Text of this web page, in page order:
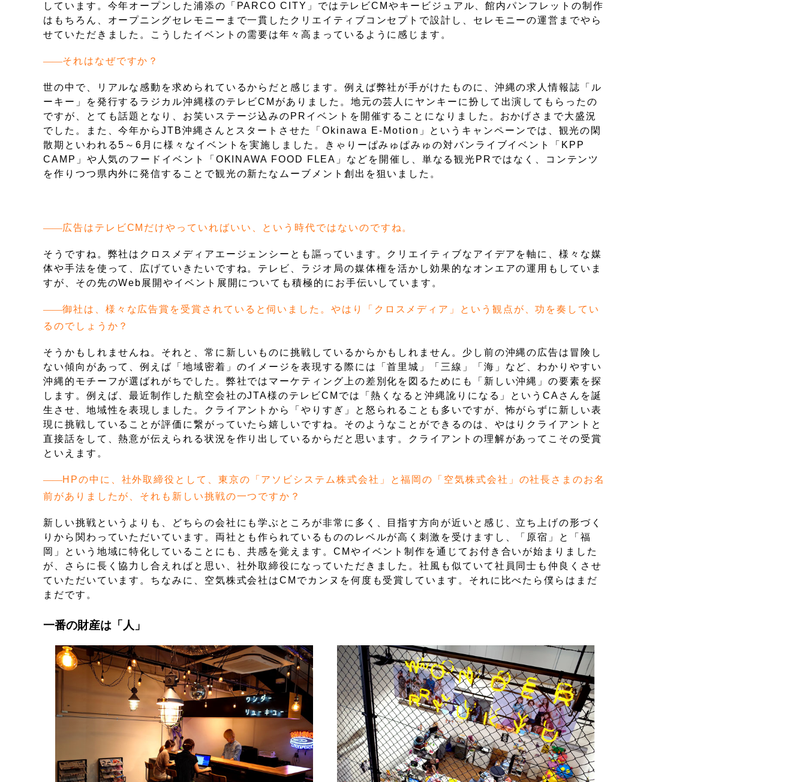
しています。今年オープンした浦添の「PARCO CITY」ではテレビCMやキービジュアル、館内パンフレットの制作
はもちろん、オープニングセレモニーまで一貫したクリエイティブコンセプトで設計し、セレモニーの運営までやら
せていただきました。こうしたイベントの需要は年々高まっているように感じます。
それはなぜですか？
世の中で、リアルな感動を求められているからだと感じます。例えば弊社が手がけたものに、沖縄の求人情報誌「ル
ーキー」を発行するラジカル沖縄様のテレビCMがありました。地元の芸人にヤンキーに扮して出演してもらったの
ですが、とても話題となり、お笑いステージ込みのPRイベントを開催することになりました。おかげさまで大盛況
でした。また、今年からJTB沖縄さんとスタートさせた「Okinawa E-Motion」というキャンペーンでは、観光の閑
散期といわれる5～6月に様々なイベントを実施しました。きゃりーぱみゅぱみゅの対バンライブイベント「KPP
CAMP」や人気のフードイベント「OKINAWA FOOD FLEA」などを開催し、単なる観光PRではなく、コンテンツ
を作りつつ県内外に発信することで観光の新たなムーブメント創出を狙いました。
広告はテレビCMだけやっていればいい、という時代ではないのですね。
そうですね。弊社はクロスメディアエージェンシーとも謳っています。クリエイティブなアイデアを軸に、様々な媒
体や手法を使って、広げていきたいですね。テレビ、ラジオ局の媒体権を活かし効果的なオンエアの運用もしていま
すが、その先のWeb展開やイベント展開についても積極的にお手伝いしています。
御社は、様々な広告賞を受賞されていると伺いました。やはり「クロスメディア」という観点が、功を奏してい
るのでしょうか？
そうかもしれませんね。それと、常に新しいものに挑戦しているからかもしれません。少し前の沖縄の広告は冒険し
ない傾向があって、例えば「地域密着」のイメージを表現する際には「首里城」「三線」「海」など、わかりやすい
沖縄的モチーフが選ばれがちでした。弊社ではマーケティング上の差別化を図るためにも「新しい沖縄」の要素を探
します。例えば、最近制作した航空会社のJTA様のテレビCMでは「熱くなると沖縄訛りになる」というCAさんを誕
生させ、地域性を表現しました。クライアントから「やりすぎ」と怒られることも多いですが、怖がらずに新しい表
現に挑戦していることが評価に繋がっていたら嬉しいですね。そのようなことができるのは、やはりクライアントと
直接話をして、熱意が伝えられる状況を作り出しているからだと思います。クライアントの理解があってこその受賞
といえます。
HPの中に、社外取締役として、東京の「アソビシステム株式会社」と福岡の「空気株式会社」の社長さまのお名
前がありましたが、それも新しい挑戦の一つですか？
新しい挑戦というよりも、どちらの会社にも学ぶところが非常に多く、目指す方向が近いと感じ、立ち上げの形づく
りから関わっていただいています。両社とも作られているもののレベルが高く刺激を受けますし、「原宿」と「福
岡」という地域に特化していることにも、共感を覚えます。CMやイベント制作を通じてお付き合いが始まりました
が、さらに長く協力し合えればと思い、社外取締役になっていただきました。社風も似ていて社員同士も仲良くさせ
ていただいています。ちなみに、空気株式会社はCMでカンヌを何度も受賞しています。それに比べたら僕らはまだ
まだです。
一番の財産は「人」